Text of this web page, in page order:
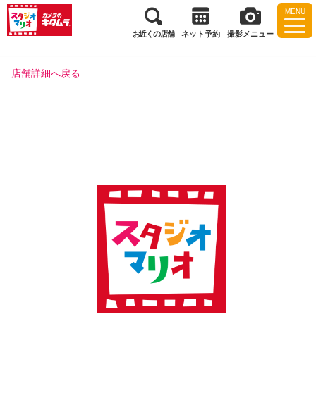
MENU
お近くの店舗 ネット予約 撮影メニュー
店舗詳細へ戻る